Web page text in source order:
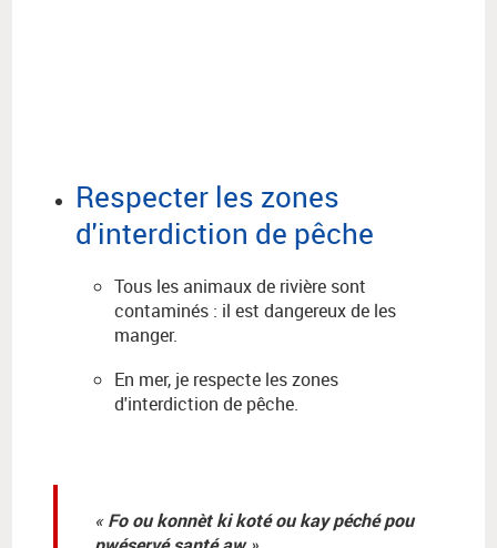
Respecter les zones
d'interdiction de pêche
Tous les animaux de rivière sont
contaminés : il est dangereux de les
manger.
En mer, je respecte les zones
d'interdiction de pêche.
Fo ou konnèt ki koté ou kay péché pou